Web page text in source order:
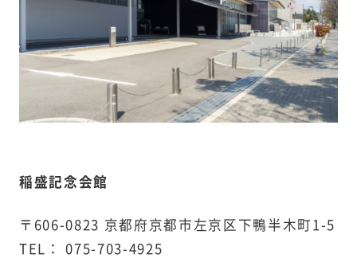
稲盛記念会館
〒606-0823 京都府京都市左京区下鴨半木町1-5
TEL： 075-703-4925